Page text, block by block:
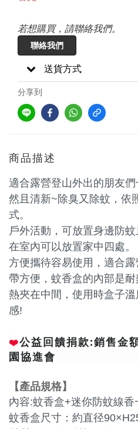
若想購買，請聯絡我們。
聯絡我們
送貨方式
分享到
商品描述
適合露營登山外出的朋友
然且清新~除臭又除蚊，依
式。
戶外活動，可放置身邊防蚊
在室內可以放置家中四處。
方便攜待容易使用，適合
帶方便，蚊香盒的內部是
熱夾在中間，使用時盒子
感!
❤️公益回饋捐款:銷售金
園協進會
【產品規格】
內容:蚊香盒+迷你防蚊線香
蚊香盒尺寸：約直径